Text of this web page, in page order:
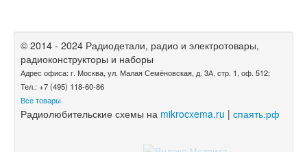
© 2014 - 2024 Радиодетали, радио и электротовары,
радиоконструкторы и наборы
Адрес офиса: г. Москва, ул. Малая Семёновская, д. 3А, стр. 1, оф. 512;
Тел.: +7 (495) 118-60-86
Все товары
Радиолюбительские схемы на mikrocxema.ru | спаять.рф